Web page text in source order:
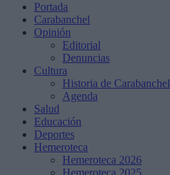
Portada
Carabanchel
Opinión
Editorial
Denuncias
Cultura
Historia de Carabanchel
Agenda
Salud
Educación
Deportes
Hemeroteca
Hemeroteca 2026
Hemeroteca 2025